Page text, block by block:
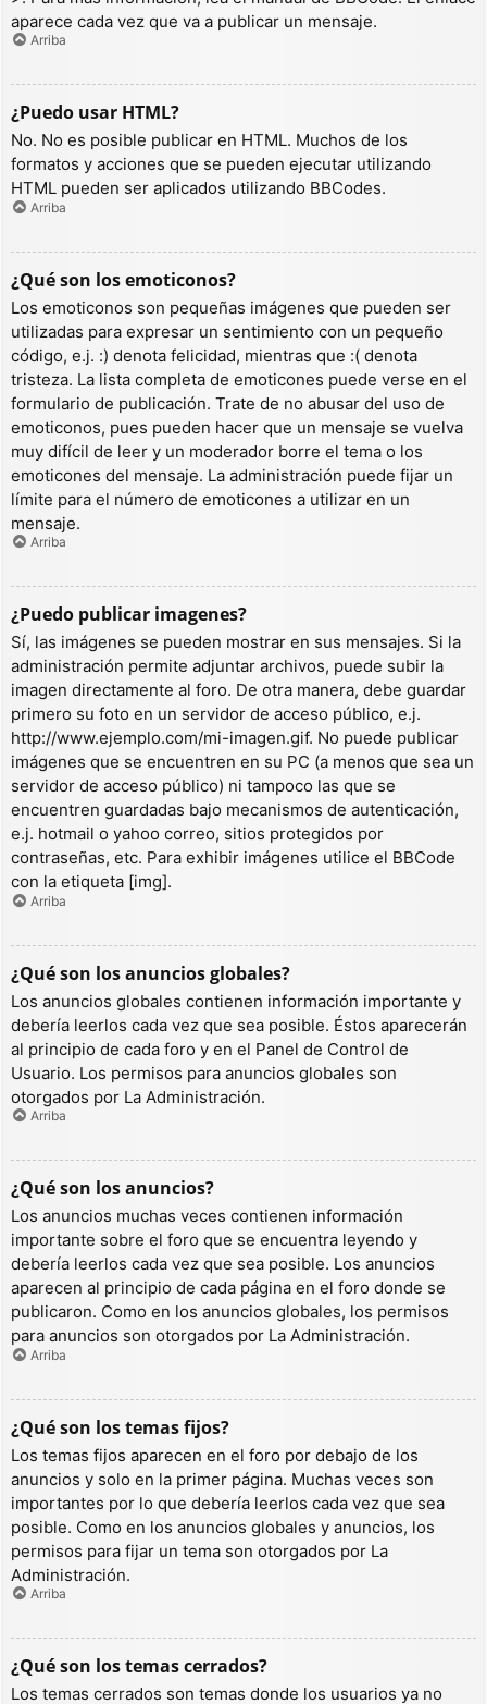
aparece cada vez que va a publicar un mensaje.
Arriba
¿Puedo usar HTML?
No. No es posible publicar en HTML. Muchos de los
formatos y acciones que se pueden ejecutar utilizando
HTML pueden ser aplicados utilizando BBCodes.
Arriba
¿Qué son los emoticonos?
Los emoticonos son pequeñas imágenes que pueden ser
utilizadas para expresar un sentimiento con un pequeño
código, e.j. :) denota felicidad, mientras que :( denota
tristeza. La lista completa de emoticones puede verse en el
formulario de publicación. Trate de no abusar del uso de
emoticonos, pues pueden hacer que un mensaje se vuelva
muy difícil de leer y un moderador borre el tema o los
emoticones del mensaje. La administración puede fijar un
límite para el número de emoticones a utilizar en un
mensaje.
Arriba
¿Puedo publicar imagenes?
Sí, las imágenes se pueden mostrar en sus mensajes. Si la
administración permite adjuntar archivos, puede subir la
imagen directamente al foro. De otra manera, debe guardar
primero su foto en un servidor de acceso público, e.j.
http://www.ejemplo.com/mi-imagen.gif. No puede publicar
imágenes que se encuentren en su PC (a menos que sea un
servidor de acceso público) ni tampoco las que se
encuentren guardadas bajo mecanismos de autenticación,
e.j. hotmail o yahoo correo, sitios protegidos por
contraseñas, etc. Para exhibir imágenes utilice el BBCode
con la etiqueta [img].
Arriba
¿Qué son los anuncios globales?
Los anuncios globales contienen información importante y
debería leerlos cada vez que sea posible. Éstos aparecerán
al principio de cada foro y en el Panel de Control de
Usuario. Los permisos para anuncios globales son
otorgados por La Administración.
Arriba
¿Qué son los anuncios?
Los anuncios muchas veces contienen información
importante sobre el foro que se encuentra leyendo y
debería leerlos cada vez que sea posible. Los anuncios
aparecen al principio de cada página en el foro donde se
publicaron. Como en los anuncios globales, los permisos
para anuncios son otorgados por La Administración.
Arriba
¿Qué son los temas fijos?
Los temas fijos aparecen en el foro por debajo de los
anuncios y solo en la primer página. Muchas veces son
importantes por lo que debería leerlos cada vez que sea
posible. Como en los anuncios globales y anuncios, los
permisos para fijar un tema son otorgados por La
Administración.
Arriba
¿Qué son los temas cerrados?
Los temas cerrados son temas donde los usuarios ya no